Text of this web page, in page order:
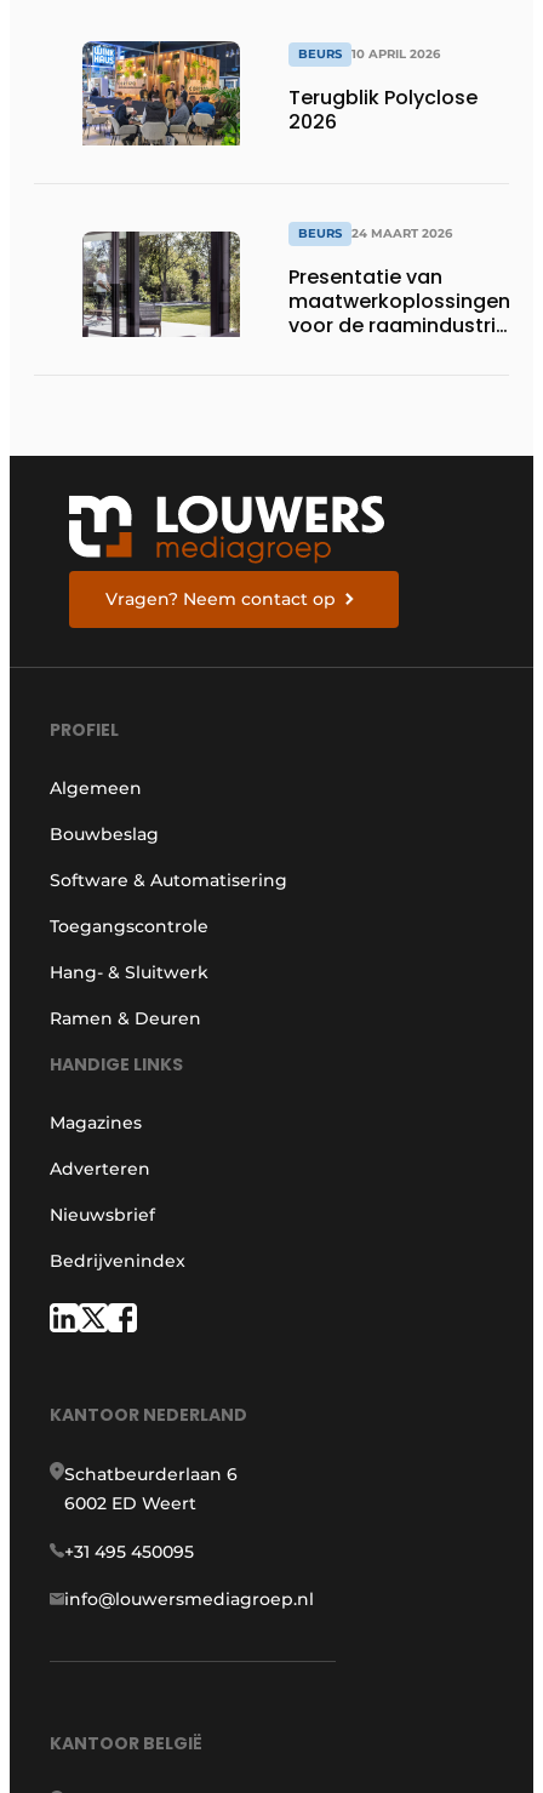
BEURS 10 APRIL 2026
Terugblik Polyclose
2026
BEURS 24 MAART 2026
Presentatie van
maatwerkoplossingen
voor de raamindustrie
Vragen? Neem contact op
PROFIEL
Algemeen
Bouwbeslag
Software & Automatisering
Toegangscontrole
Hang- & Sluitwerk
Ramen & Deuren
HANDIGE LINKS
Magazines
Adverteren
Nieuwsbrief
Bedrijvenindex
KANTOOR NEDERLAND
Schatbeurderlaan 6
6002 ED Weert
+31 495 450095
info@louwersmediagroep.nl
KANTOOR BELGIË